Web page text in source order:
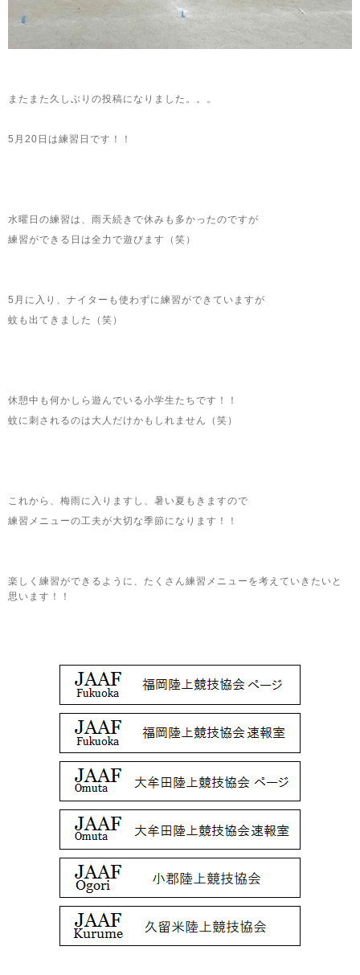
またまた久しぶりの投稿になりました。。。
5月20日は練習日です！！
水曜日の練習は、雨天続きで休みも多かったのですが
練習ができる日は全力で遊びます（笑）
5月に入り、ナイターも使わずに練習ができていますが
蚊も出てきました（笑）
休憩中も何かしら遊んでいる小学生たちです！！
蚊に刺されるのは大人だけかもしれません（笑）
これから、梅雨に入りますし、暑い夏もきますので
練習メニューの工夫が大切な季節になります！！
楽しく練習ができるように、たくさん練習メニューを考えていきたいと
思います！！